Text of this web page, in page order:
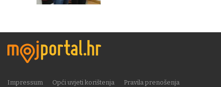
Impressum Opći uvjeti korištenja
Pravila prenošenja